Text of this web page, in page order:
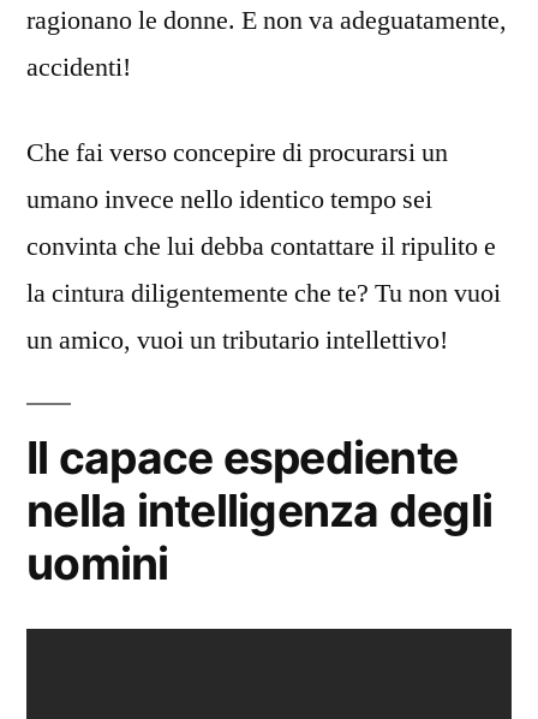
ragionano le donne. E non va adeguatamente,
accidenti!
Che fai verso concepire di procurarsi un
umano invece nello identico tempo sei
convinta che lui debba contattare il ripulito e
la cintura diligentemente che te? Tu non vuoi
un amico, vuoi un tributario intellettivo!
Il capace espediente
nella intelligenza degli
uomini